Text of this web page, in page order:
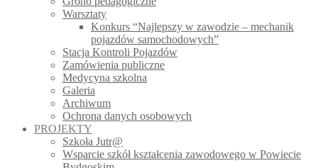
Warsztaty
Konkurs “Najlepszy w zawodzie – mechanik
pojazdów samochodowych”
Stacja Kontroli Pojazdów
Zamówienia publiczne
Medycyna szkolna
Galeria
Archiwum
Ochrona danych osobowych
PROJEKTY
Szkoła Jutr@
Wsparcie szkół kształcenia zawodowego w Powiecie